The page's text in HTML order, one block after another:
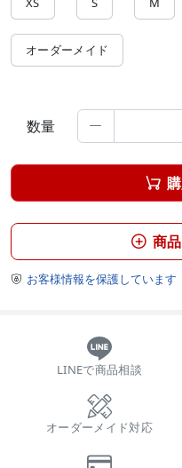
オーダーメイド
数量 

 商
 お客様情報を保護しています
LINEで商品相談
オーダーメイド対応